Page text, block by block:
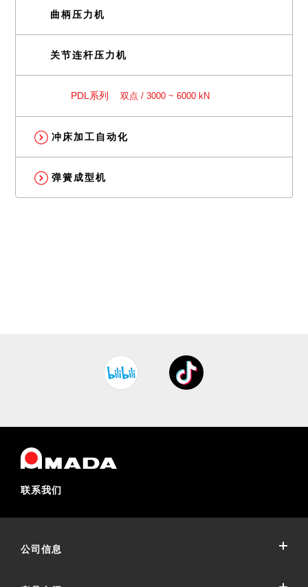
曲柄压力机
关节连杆压力机
PDL系列 双点 / 3000 ~ 6000 kN
冲床加工自动化
弹簧成型机
联系我们
公司信息